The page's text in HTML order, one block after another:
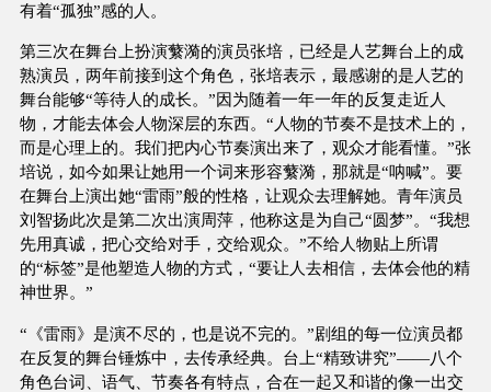
有着“孤独”感的人。
第三次在舞台上扮演蘩漪的演员张培，已经是人艺舞台上的成
熟演员，两年前接到这个角色，张培表示，最感谢的是人艺的
舞台能够“等待人的成长。”因为随着一年一年的反复走近人
物，才能去体会人物深层的东西。“人物的节奏不是技术上的，
而是心理上的。我们把内心节奏演出来了，观众才能看懂。”张
培说，如今如果让她用一个词来形容蘩漪，那就是“呐喊”。要
在舞台上演出她“雷雨”般的性格，让观众去理解她。青年演员
刘智扬此次是第二次出演周萍，他称这是为自己“圆梦”。“我想
先用真诚，把心交给对手，交给观众。”不给人物贴上所谓
的“标签”是他塑造人物的方式，“要让人去相信，去体会他的精
神世界。”
“《雷雨》是演不尽的，也是说不完的。”剧组的每一位演员都
在反复的舞台锤炼中，去传承经典。台上“精致讲究”——八个
角色台词、语气、节奏各有特点，合在一起又和谐的像一出交